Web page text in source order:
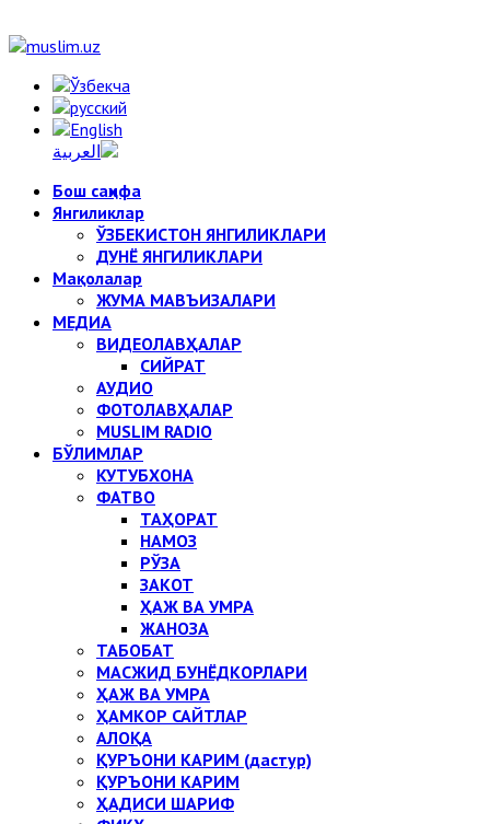
Бош саҳифа
Янгиликлар
ЎЗБЕКИСТОН ЯНГИЛИКЛАРИ
ДУНЁ ЯНГИЛИКЛАРИ
Мақолалар
ЖУМА МАВЪИЗАЛАРИ
МЕДИА
ВИДЕОЛАВҲАЛАР
СИЙРАТ
АУДИО
ФОТОЛАВҲАЛАР
MUSLIM RADIO
БЎЛИМЛАР
КУТУБХОНА
ФАТВО
ТАҲОРАТ
НАМОЗ
РЎЗА
ЗАКОТ
ҲАЖ ВА УМРА
ЖАНОЗА
ТАБОБАТ
МАСЖИД БУНЁДКОРЛАРИ
ҲАЖ ВА УМРА
ҲАМКОР САЙТЛАР
АЛОҚА
ҚУРЪОНИ КАРИМ (дастур)
ҚУРЪОНИ КАРИМ
ҲАДИСИ ШАРИФ